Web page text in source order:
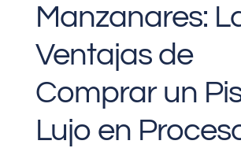
Manzanares:
Ventajas de
Comprar un
Lujo en